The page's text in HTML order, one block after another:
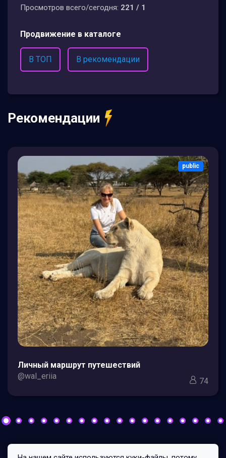
Просмотров всего/сегодня: 221 / 1
Продвижение в каталоге
В ТОП В рекомендации
Рекомендации
public
Личный маршрут путешествий
@wal_eriia
74